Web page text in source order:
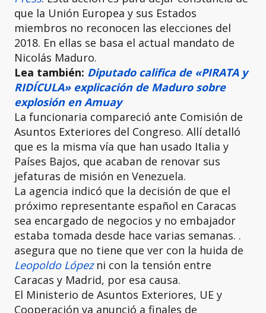
que la Unión Europea y sus Estados
miembros no reconocen las elecciones del
2018. En ellas se basa el actual mandato de
Nicolás Maduro.
Lea también: Diputado califica de «PIRATA y
RIDÍCULA» explicación de Maduro sobre
explosión en Amuay
La funcionaria compareció ante Comisión de
Asuntos Exteriores del Congreso. Allí detalló
que es la misma vía que han usado Italia y
Países Bajos, que acaban de renovar sus
jefaturas de misión en Venezuela.
La agencia indicó que la decisión de que el
próximo representante español en Caracas
sea encargado de negocios y no embajador
estaba tomada desde hace varias semanas. .
asegura que no tiene que ver con la huida de
Leopoldo Lópezni con la tensión entre
Caracas y Madrid, por esa causa.
El Ministerio de Asuntos Exteriores, UE y
Cooperación ya anunció a finales de